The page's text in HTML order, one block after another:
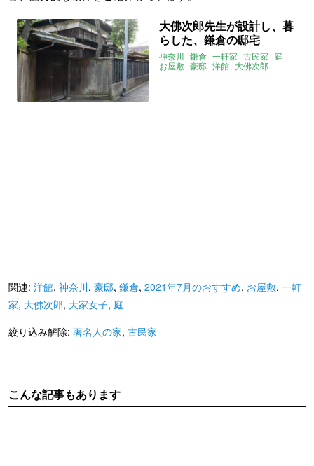
大佛次郎先生が設計し、暮
らした、鎌倉の邸宅
神奈川 鎌倉 一軒家 古民家 庭
お屋敷 豪邸 洋館 大佛次郎
関連: 洋館, 神奈川, 豪邸, 鎌倉, 2021年7月のおすすめ, お屋敷, 一軒
家, 大佛次郎, 大家女子, 庭
絞り込み解除: 著名人の家, 古民家
こんな記事もあります